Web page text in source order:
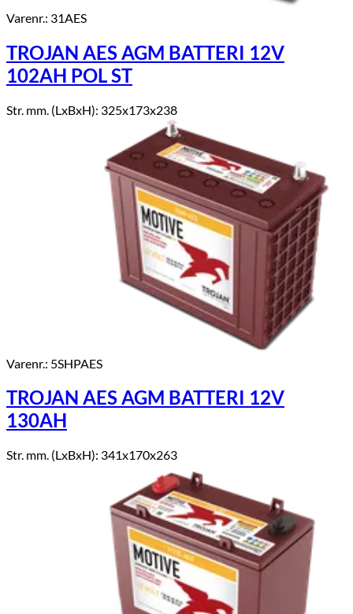
Varenr.: 31AES
TROJAN AES AGM BATTERI 12V
102AH POL ST
Str. mm. (LxBxH): 325x173x238
Varenr.: 5SHPAES
TROJAN AES AGM BATTERI 12V
130AH
Str. mm. (LxBxH): 341x170x263